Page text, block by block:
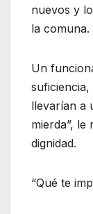
nuevos y
la comuna.
Un
suficiencia,
llevarían a
mierda”,
dignidad.
“Qué te